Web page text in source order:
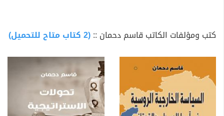
كتب ومؤلفات الكاتب قاسم دحمان ::(2 كتاب متاح للتحميل)